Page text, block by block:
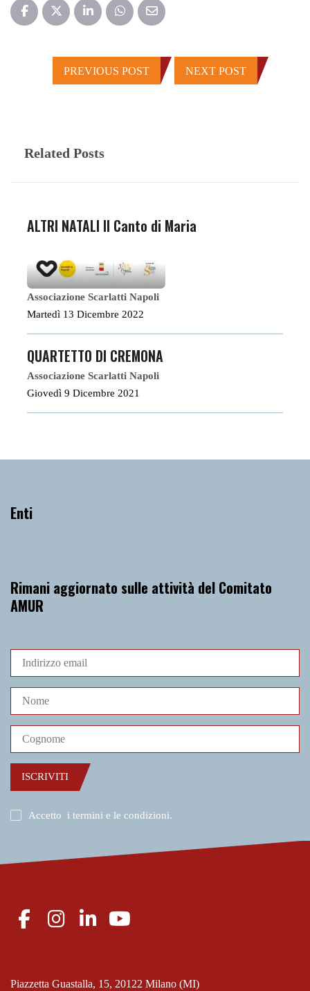
PREVIOUS POST NEXT POST
Related Posts
ALTRI NATALI Il Canto di Maria
Associazione Scarlatti Napoli
Martedì 13 Dicembre 2022
QUARTETTO DI CREMONA
Associazione Scarlatti Napoli
Giovedì 9 Dicembre 2021
Enti
Rimani aggiornato sulle attività del Comitato
AMUR
ISCRIVITI
Accetto i termini e le condizioni.
Piazzetta Guastalla, 15, 20122 Milano (MI)